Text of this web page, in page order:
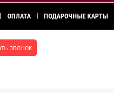
ОПЛАТА ПОДАРОЧНЫЕ КАРТЫ